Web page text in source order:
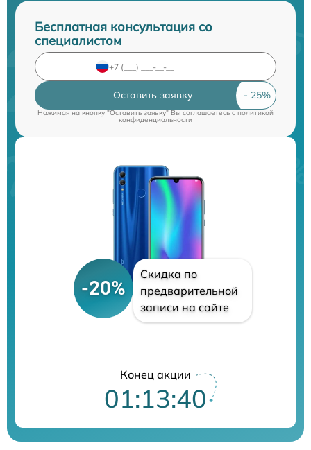
Бесплатная консультация со
специалистом
Оставить заявку
Нажимая на кнопку "Оставить заявку" Вы соглашаетесь cполитикой
конфиденциальности
-20%
Скидка по
предварительной
записи на сайте
Конец акции
01:13:39